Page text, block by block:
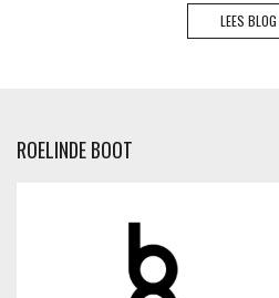
LEES BLOG
ROELINDE BOOT